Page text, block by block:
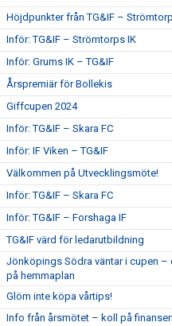
Höjdpunkter från TG&IF –
Inför: TG&IF – Strömtorps IK
Inför: Grums IK – TG&IF
Årspremiär för Bollekis
Giffcupen 2024
Inför: TG&IF – Skara FC
Inför: IF Viken – TG&IF
Välkommen på Utvecklingsmöte!
Inför: TG&IF – Skara FC
Inför: TG&IF – Forshaga IF
TG&IF värd för ledarutbildning
Jönköpings Södra väntar i cupen –
på hemmaplan
Glöm inte köpa vårtips!
Info från årsmötet – koll på